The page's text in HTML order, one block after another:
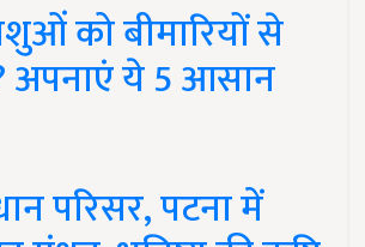
को बीमारियों से
ये 5 आसान
परिसर, पटना में